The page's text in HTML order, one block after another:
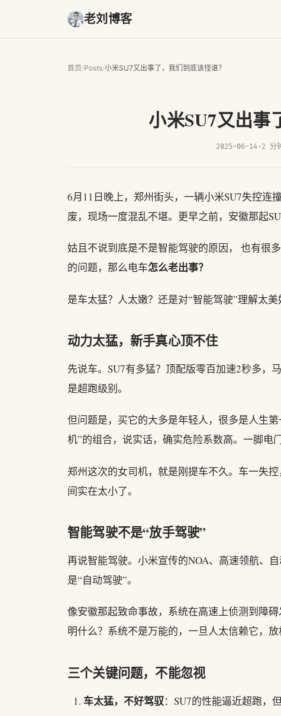
老刘博客
首页/Posts/小米SU7又出事了，我们到底该怪谁？
小米SU7又出事
2025-06-14· 2 分
6月11日晚上，郑州街头，一辆小米SU7失控
废，现场一度混乱不堪。更早之前，安徽那起
姑且不说到底是不是智能驾驶的原因， 也有很
的问题，那么电车怎么老出事？
是车太猛？人太嫩？还是对“智能驾驶”理解太美
动力太猛，新手真心顶不住
先说车。SU7有多猛？顶配版零百加速2秒多，
是超跑级别。
但问题是，买它的大多是年轻人，很多是人生
机”的组合，说实话，确实危险系数高。一脚电
郑州这次的女司机，就是刚提车不久。车一失
间实在太小了。
智能驾驶不是“放手驾驶”
再说智能驾驶。小米宣传的NOA、高速领航、
是“自动驾驶”。
像安徽那起致命事故，系统在高速上侦测到障
明什么？系统不是万能的，一旦人太信赖它，放
三个关键问题，不能忽视
车太猛，不好驾驭：SU7的性能逼近超跑，